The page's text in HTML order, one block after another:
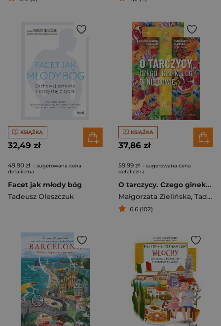
KSIĄŻKA
32,49 zł
49,90 zł - sugerowana cena
detaliczna
Facet jak młody bóg
Tadeusz Oleszczuk
KSIĄŻKA
37,86 zł
59,99 zł - sugerowana cena
detaliczna
O tarczycy. Czego ginekolog ci nie powie
Małgorzata Zielińska, Tadeusz Oleszczuk
6,6 (102)